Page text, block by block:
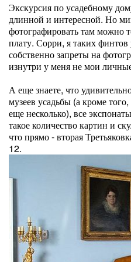
Экскурсия по усадебному
длинной и интересной. Но
фотографировать там можно
плату. Сорри, я таких
собственно запреты на
изнутри у меня не мои
А еще знаете, что
музеев усадьбы (а кроме
еще несколько), все
такое количество картин и
что прямо - вторая
12.